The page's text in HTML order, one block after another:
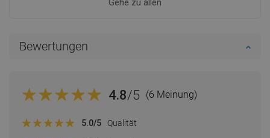
Gehe zu allen
Bewertungen
4.8/5 (6 Meinung)
5.0/5 Qualität